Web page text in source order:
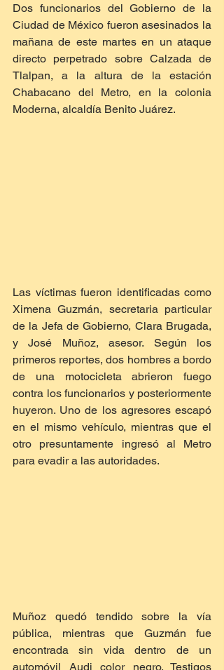
Dos funcionarios del Gobierno de la
Ciudad de México fueron asesinados la
mañana de este martes en un ataque
directo perpetrado sobre Calzada de
Tlalpan, a la altura de la estación
Chabacano del Metro, en la colonia
Moderna, alcaldía Benito Juárez.
Las víctimas fueron identificadas como
Ximena Guzmán, secretaria particular
de la Jefa de Gobierno, Clara Brugada,
y José Muñoz, asesor. Según los
primeros reportes, dos hombres a bordo
de una motocicleta abrieron fuego
contra los funcionarios y posteriormente
huyeron. Uno de los agresores escapó
en el mismo vehículo, mientras que el
otro presuntamente ingresó al Metro
para evadir a las autoridades.
Muñoz quedó tendido sobre la vía
pública, mientras que Guzmán fue
encontrada sin vida dentro de un
automóvil Audi color negro. Testigos